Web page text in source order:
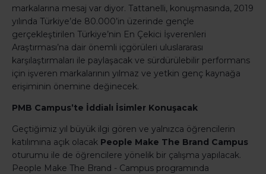
markalarına mesaj var diyor. Tattanelli, konuşmasında, 2019
yılında Türkiye’de 80.000’in üzerinde gençle
gerçekleştirilen Türkiye’nin En Çekici İşverenleri
Araştırması’na dair önemli içgörüleri uluslararası
karşılaştırmaları ile paylaşacak ve sürdürülebilir performans
için işveren markalarının yılmaz ve yetkin genç kaynağa
erişiminin önemine değinecek.
PMB Campus’te İddialı İsimler Konuşacak
Geçtiğimiz yıl büyük ilgi gören ve yalnızca öğrencilerin
katılımına açık olacak People Make The Brand Campus
oturumu ile de öğrencilere yönelik bir çalışma yapılacak.
People Make The Brand - Campus programında